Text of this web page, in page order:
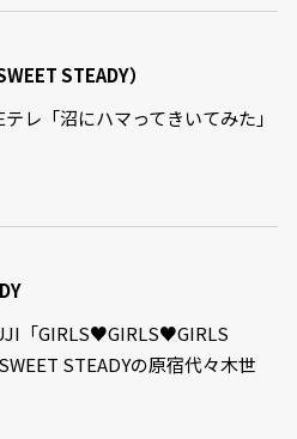
STEADY）
レ「沼にハマってきいてみた」
「GIRLS♥GIRLS♥GIRLS
STEADYの原宿代々木世